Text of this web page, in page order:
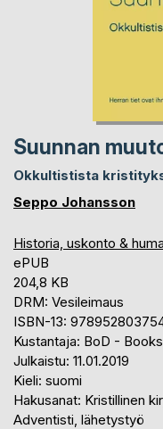
Suunnan
Okkultistista
Seppo Johansson
Historia, uskonto &
ePUB
204,8 KB
DRM: Vesileimaus
ISBN-13:
Kustantaja: BoD -
Julkaistu: 11.01.2019
Kieli: suomi
Hakusanat: Kristillinen
Adventisti, lähetystyö